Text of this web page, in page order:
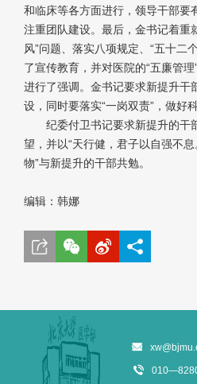
和临床等各方面进行，领导干部要
注重团队建设。最后，金书记着重
风”问题、落实八项规定、“五十二
了宣传教育，并对医院的“五廉管
进行了强调。金书记要求新提升干
设，同时要落实“一岗双责”，做好
纪委付卫书记要求新提升的干
望，并以“天行健，君子以自强不
物”与新提升的干部共勉。
编辑：韩娜